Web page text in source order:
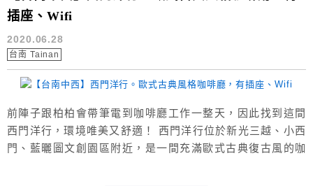
插座、Wifi
2020.06.28
台南 Tainan
前陣子跟柏柏會帶筆電到咖啡廳工作一整天，因此找到這間
西門洋行，環境唯美又舒適！ 西門洋行位於新光三越、小西
門、藍曬圖文創園區附近，是一間充滿歐式古典復古風的咖